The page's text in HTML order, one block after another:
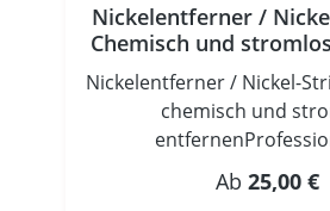
Nickelentferner /
Chemisch und
Nickelentferner / Nickel-
chemisch und
Nickelentferner für
Restaurierung und
Regulärer
Ab 25,00 €